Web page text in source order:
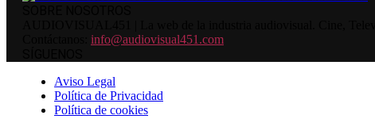
info@audiovisual451.com
Aviso Legal
Política de Privacidad
Política de cookies